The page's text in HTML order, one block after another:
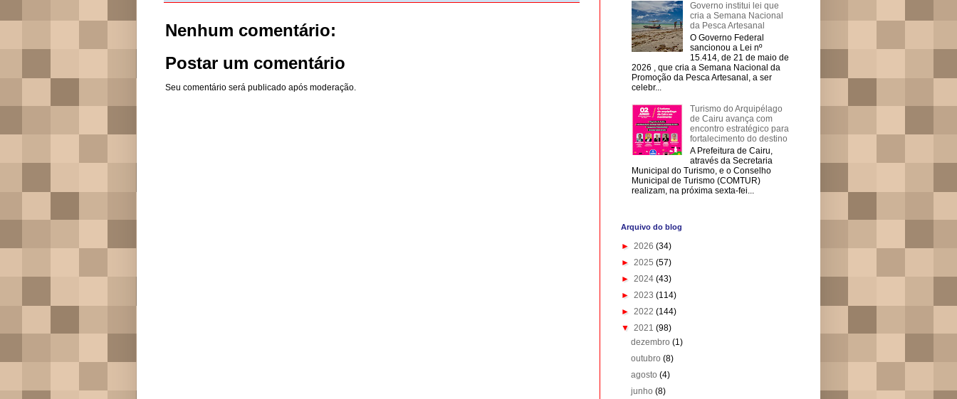
Nenhum comentário:
Postar um comentário
Seu comentário será publicado após moderação.
Governo institui lei que
cria a Semana Nacional
da Pesca Artesanal
O Governo Federal
sancionou a Lei nº
15.414, de 21 de maio de
2026 , que cria a Semana Nacional da
Promoção da Pesca Artesanal, a ser
celebr...
Turismo do Arquipélago
de Cairu avança com
encontro estratégico para
fortalecimento do destino
A Prefeitura de Cairu,
através da Secretaria
Municipal do Turismo, e o Conselho
Municipal de Turismo (COMTUR)
realizam, na próxima sexta-fei...
Arquivo do blog
► 2026 (34)
► 2025 (57)
► 2024 (43)
► 2023 (114)
► 2022 (144)
▼ 2021 (98)
dezembro(1)
outubro(8)
agosto(4)
junho(8)